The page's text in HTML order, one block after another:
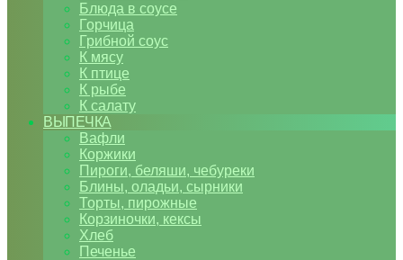
Блюда в соусе
Горчица
Грибной соус
К мясу
К птице
К рыбе
К салату
ВЫПЕЧКА
Вафли
Коржики
Пироги, беляши, чебуреки
Блины, оладьи, сырники
Торты, пирожные
Корзиночки, кексы
Хлеб
Печенье